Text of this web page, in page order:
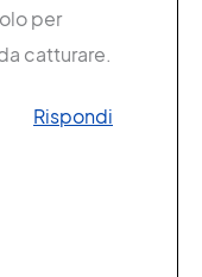
per
catturare.
Rispondi